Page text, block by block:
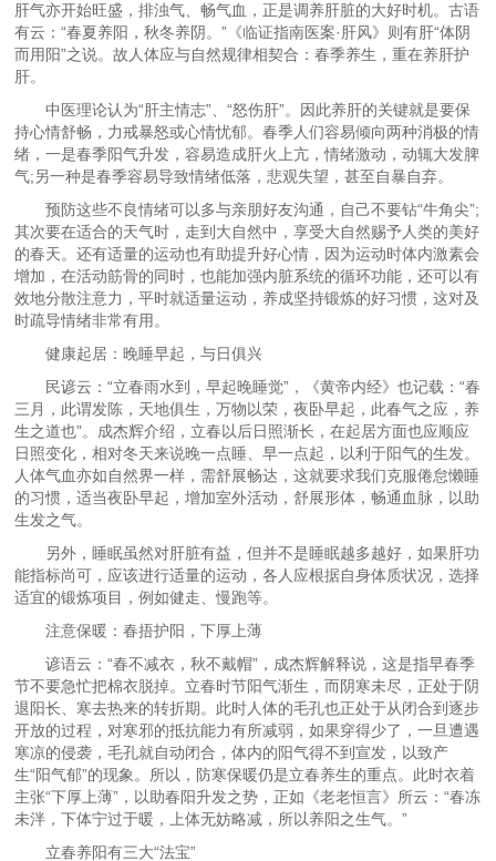
肝气亦开始旺盛，排浊气、畅气血，正是调养肝脏的大好时机。古语
有云：“春夏养阳，秋冬养阴。”《临证指南医案·肝风》则有肝“体阴
而用阳”之说。故人体应与自然规律相契合：春季养生，重在养肝护
肝。
中医理论认为“肝主情志”、“怒伤肝”。因此养肝的关键就是要保
持心情舒畅，力戒暴怒或心情忧郁。春季人们容易倾向两种消极的情
绪，一是春季阳气升发，容易造成肝火上亢，情绪激动，动辄大发脾
气;另一种是春季容易导致情绪低落，悲观失望，甚至自暴自弃。
预防这些不良情绪可以多与亲朋好友沟通，自己不要钻“牛角尖”;
其次要在适合的天气时，走到大自然中，享受大自然赐予人类的美好
的春天。还有适量的运动也有助提升好心情，因为运动时体内激素会
增加，在活动筋骨的同时，也能加强内脏系统的循环功能，还可以有
效地分散注意力，平时就适量运动，养成坚持锻炼的好习惯，这对及
时疏导情绪非常有用。
健康起居：晚睡早起，与日俱兴
民谚云：“立春雨水到，早起晚睡觉”，《黄帝内经》也记载：“春
三月，此谓发陈，天地俱生，万物以荣，夜卧早起，此春气之应，养
生之道也”。成杰辉介绍，立春以后日照渐长，在起居方面也应顺应
日照变化，相对冬天来说晚一点睡、早一点起，以利于阳气的生发。
人体气血亦如自然界一样，需舒展畅达，这就要求我们克服倦怠懒睡
的习惯，适当夜卧早起，增加室外活动，舒展形体，畅通血脉，以助
生发之气。
另外，睡眠虽然对肝脏有益，但并不是睡眠越多越好，如果肝功
能指标尚可，应该进行适量的运动，各人应根据自身体质状况，选择
适宜的锻炼项目，例如健走、慢跑等。
注意保暖：春捂护阳，下厚上薄
谚语云：“春不减衣，秋不戴帽”，成杰辉解释说，这是指早春季
节不要急忙把棉衣脱掉。立春时节阳气渐生，而阴寒未尽，正处于阴
退阳长、寒去热来的转折期。此时人体的毛孔也正处于从闭合到逐步
开放的过程，对寒邪的抵抗能力有所减弱，如果穿得少了，一旦遭遇
寒凉的侵袭，毛孔就自动闭合，体内的阳气得不到宣发，以致产
生“阳气郁”的现象。所以，防寒保暖仍是立春养生的重点。此时衣着
主张“下厚上薄”，以助春阳升发之势，正如《老老恒言》所云：“春冻
未泮，下体宁过于暖，上体无妨略减，所以养阳之生气。”
立春养阳有三大“法宝”